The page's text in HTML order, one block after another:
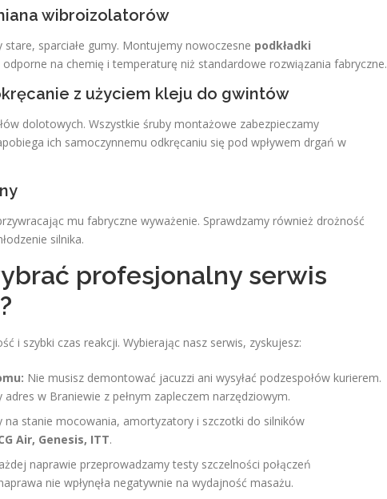
wibroizolatorów
sparciałe gumy. Montujemy nowoczesne podkładki
na chemię i temperaturę niż standardowe rozwiązania fabryczne.
z użyciem kleju do gwintów
dolotowych. Wszystkie śruby montażowe zabezpieczamy
ich samoczynnemu odkręcaniu się pod wpływem drgań w
mu fabryczne wyważenie. Sprawdzamy również drożność
silnika.
profesjonalny serwis
i szybki czas reakcji. Wybierając nasz serwis, zyskujesz:
Nie musisz demontować jacuzzi ani wysyłać podzespołów kurierem.
w Braniewie z pełnym zapleczem narzędziowym.
na stanie mocowania, amortyzatory i szczotki do silników
Air, Genesis, ITT.
naprawie przeprowadzamy testy szczelności połączeń
nie wpłynęła negatywnie na wydajność masażu.